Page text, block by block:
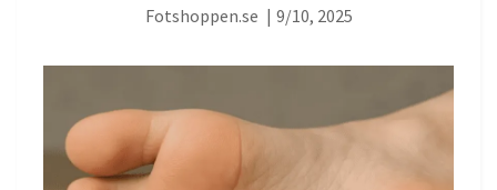
Fotshoppen.se | 9/10, 2025